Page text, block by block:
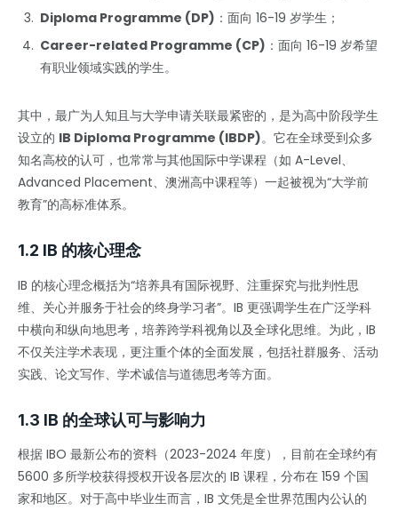
Diploma Programme (DP) ：面向 16-19 岁学生；
Career-related Programme (CP) ：面向 16-19 岁希望
有职业领域实践的学生。
其中，最广为人知且与大学申请关联最紧密的，是为高中阶段学生
设立的 IB Diploma Programme (IBDP)。它在全球受到众多
知名高校的认可，也常常与其他国际中学课程（如 A-Level、
Advanced Placement、澳洲高中课程等）一起被视为“大学前
教育”的高标准体系。
1.2 IB 的核心理念
IB 的核心理念概括为“培养具有国际视野、注重探究与批判性思
维、关心并服务于社会的终身学习者”。IB 更强调学生在广泛学科
中横向和纵向地思考，培养跨学科视角以及全球化思维。为此，IB
不仅关注学术表现，更注重个体的全面发展，包括社群服务、活动
实践、论文写作、学术诚信与道德思考等方面。
1.3 IB 的全球认可与影响力
根据 IBO 最新公布的资料（2023-2024 年度），目前在全球约有
5600 多所学校获得授权开设各层次的 IB 课程，分布在 159 个国
家和地区。对于高中毕业生而言，IB 文凭是全世界范围内公认的